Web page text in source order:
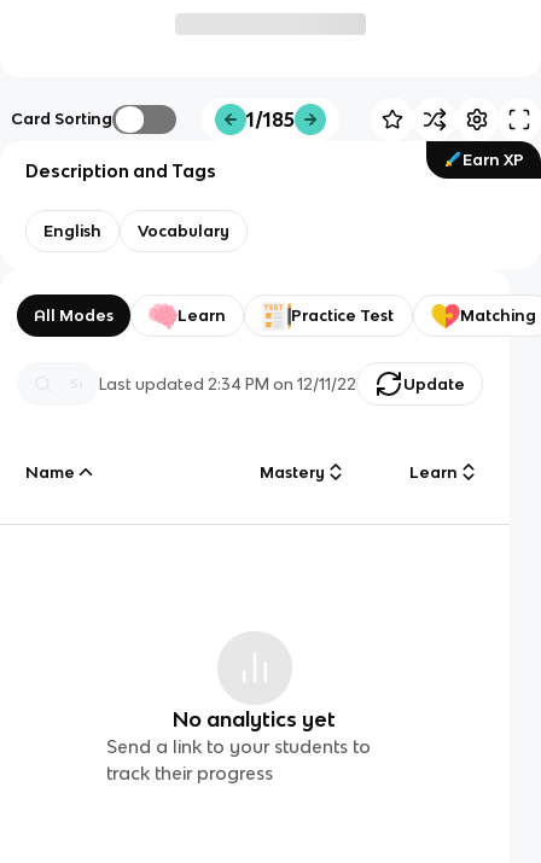
Card Sorting 1/185
Earn XP
Description and Tags
English Vocabulary
All Modes Learn Practice Test Matching
Last updated 2:34 PM on 12/11/22 Update
Name Mastery Learn
No analytics yet
Send a link to your students to
track their progress